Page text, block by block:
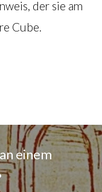
der sie am
Cube.
einem